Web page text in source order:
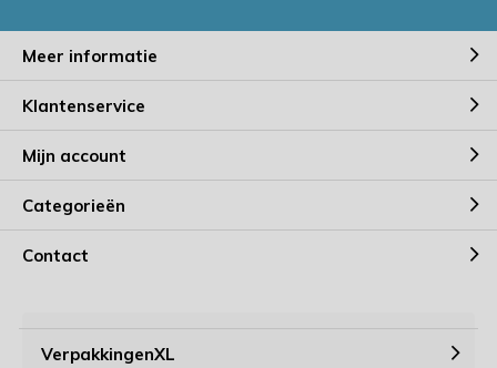
Meer informatie
Klantenservice
Mijn account
Categorieën
Contact
VerpakkingenXL